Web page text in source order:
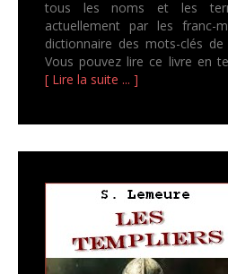
tous les noms et les
actuellement par les franc-
dictionnaire des mots-clés
Vous pouvez lire ce livre en
[ Lire la suite ... ]